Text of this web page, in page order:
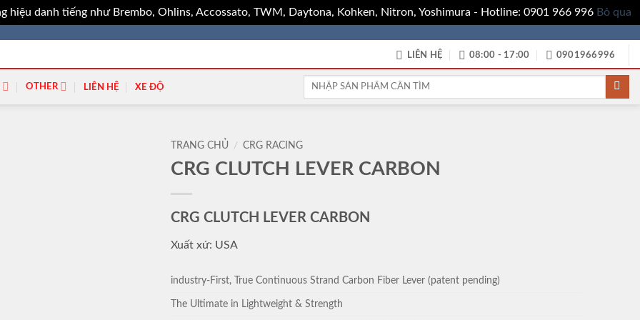
hiệu danh tiếng như Brembo, Ohlins, Accossato, TWM, Daytona, Kohken, Nitron, Yoshimura - Hotline: 0901 966 996 Bỏ qua
LIÊN HỆ 08:00 - 17:00 0901966996
OTHER LIÊN HỆ XE ĐỘ
Tìm
TRANG CHỦ / CRG RACING
CRG CLUTCH LEVER CARBON
CRG CLUTCH LEVER CARBON
Xuất xứ: USA
industry-First, True Continuous Strand Carbon Fiber Lever (patent pending)
The Ultimate in Lightweight & Strength